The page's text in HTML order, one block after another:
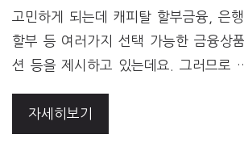
고민하게 되는데 캐피탈 할부금융, 은
할부 등 여러가지 선택 가능한 금융상
션 등을 제시하고 있는데요. 그러므로
자세히보기